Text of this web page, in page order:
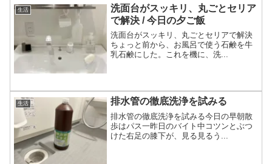
生活
洗面台がスッキリ、丸ごとセリア
で解決 / 今日の夕ご飯
洗面台がスッキリ、丸ごとセリアで解決
ちょっと前から、お風呂で使う石鹸を牛
乳石鹸にした。これを機に、洗...
生活 排水管の徹底洗浄を試みる
排水管の徹底洗浄を試みる今日の早朝散
歩はパス一昨日のバイト中コツンとぶつ
けた右足の膝下が、見る見るう...